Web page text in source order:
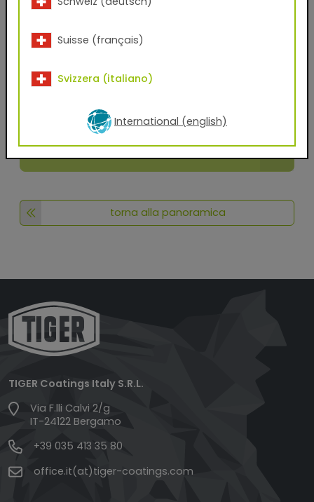
basati su scansioni ad alta risoluzione di effetti e
possono differire dal tono di colore/effetto originale a
seconda dello schermo. Si prega di richiedere un
colore e l'effetto.
Scarica ora
torna alla panoramica
TIGER Coatings Italy S.R.L.
Via F.lli Calvi 2/g
IT-24122 Bergamo
+39 035 413 35 80
office.it(at)tiger-coatings.com
Suisse (français)
Svizzera (italiano)
International (english)